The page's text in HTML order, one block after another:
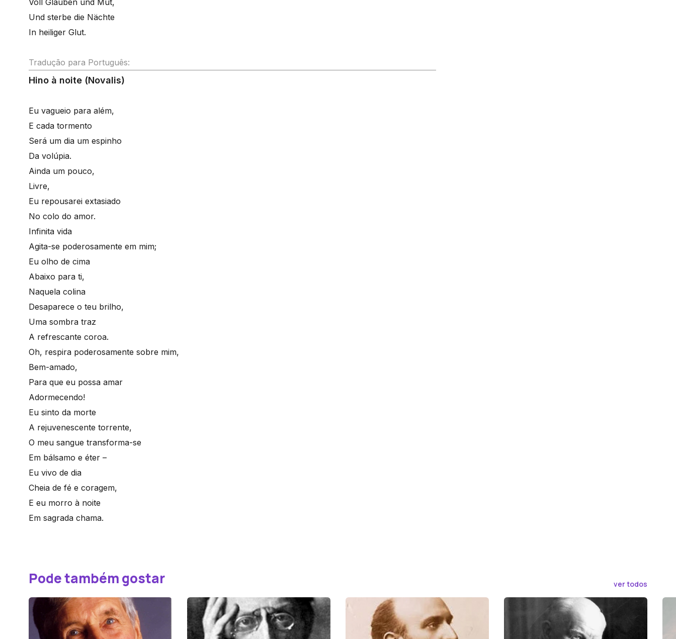
Voll Glauben und Mut,
Und sterbe die Nächte
In heiliger Glut.
Tradução para Português:
Hino à noite (Novalis)
Eu vagueio para além,
E cada tormento
Será um dia um espinho
Da volúpia.
Ainda um pouco,
Livre,
Eu repousarei extasiado
No colo do amor.
Infinita vida
Agita-se poderosamente em mim;
Eu olho de cima
Abaixo para ti,
Naquela colina
Desaparece o teu brilho,
Uma sombra traz
A refrescante coroa.
Oh, respira poderosamente sobre mim,
Bem-amado,
Para que eu possa amar
Adormecendo!
Eu sinto da morte
A rejuvenescente torrente,
O meu sangue transforma-se
Em bálsamo e éter –
Eu vivo de dia
Cheia de fé e coragem,
E eu morro à noite
Em sagrada chama.
Pode também gostar ver todos